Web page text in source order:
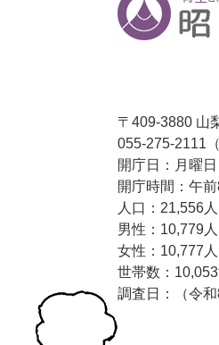
〒409-3880 山
055-275-2111（
開庁日：月曜
開庁時間：午
人口：21,556人
男性：10,779人
女性：10,777人
世帯数：
調査日：（令和